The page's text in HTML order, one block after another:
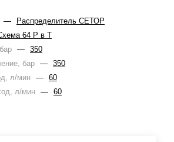
—
Распределитель СЕТОР
64 Р в Т
— 350
бар — 350
л/мин — 60
л/мин — 60